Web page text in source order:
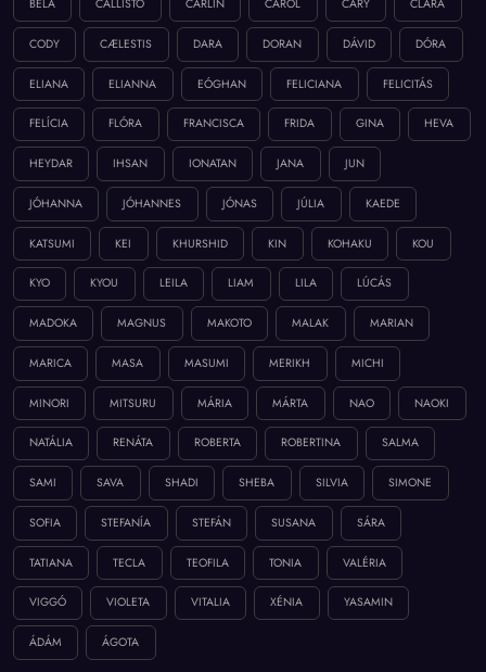
BÉLA CALLISTO CARLIN CAROL CARY CLARA
CODY CÆLESTIS DARA DORAN DÁVID DÓRA
ELIANA ELIANNA EÓGHAN FELICIANA FELICITÁS
FELÍCIA FLÓRA FRANCISCA FRIDA GINA HEVA
HEYDAR IHSAN IONATAN JANA JUN
JÓHANNA JÓHANNES JÓNAS JÚLIA KAEDE
KATSUMI KEI KHURSHID KIN KOHAKU KOU
KYO KYOU LEILA LIAM LILA LÚCÁS
MADOKA MAGNUS MAKOTO MALAK MARIAN
MARICA MASA MASUMI MERIKH MICHI
MINORI MITSURU MÁRIA MÁRTA NAO NAOKI
NATÁLIA RENÁTA ROBERTA ROBERTINA SALMA
SAMI SAVA SHADI SHEBA SILVIA SIMONE
SOFIA STEFANÍA STEFÁN SUSANA SÁRA
TATIANA TECLA TEOFILA TONIA VALÉRIA
VIGGÓ VIOLETA VITALIA XÉNIA YASAMIN
ÁDÁM ÁGOTA